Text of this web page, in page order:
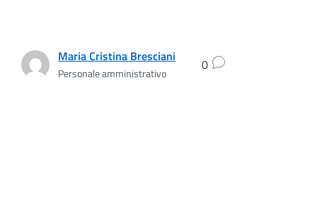
Maria Cristina Bresciani
Personale amministrativo 0